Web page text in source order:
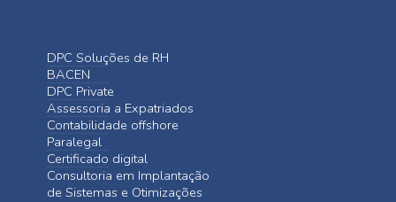
DPC Soluções de RH
BACEN
DPC Private
Assessoria a Expatriados
Contabilidade offshore
Paralegal
Certificado digital
Consultoria em Implantação
de Sistemas e Otimizações